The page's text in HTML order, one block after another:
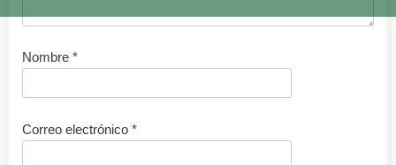
Nombre *
Correo electrónico *